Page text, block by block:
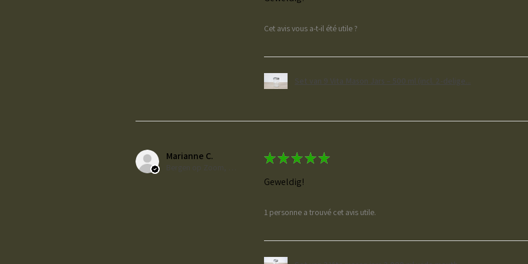
Cet avis vous a-t-il été utile ?
Set van 9 Vita Mason Jars – 500 ml (incl. 2-delige...
Marianne C. ★★★★★
Geweldig!
1 personne a trouvé cet avis utile.